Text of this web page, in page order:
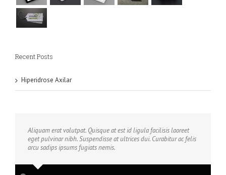
Recent Posts
Hiperidrose Axilar
Aliquam erat volutpat. Quisque at est id ligula facilisis laoreet
eget pulvinar nibh. Suspendisse at ultrices dui. Curabitur ac felis
arcu sadips ipsums fugiats nemis.